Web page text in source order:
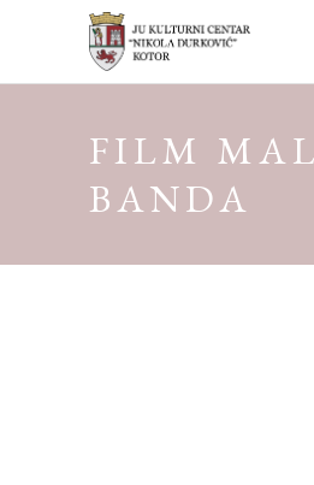
FILM
BANDA